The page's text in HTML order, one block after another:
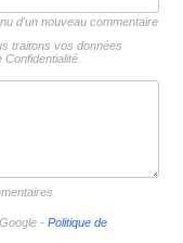
d'un nouveau commentaire
traitons vos données
Confidentialité.
- Politique de